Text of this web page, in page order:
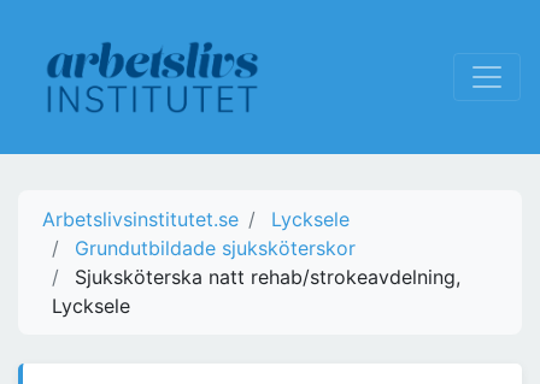
Arbetslivsinstitutet.se
Lycksele
Grundutbildade sjuksköterskor
Sjuksköterska natt rehab/strokeavdelning,
Lycksele